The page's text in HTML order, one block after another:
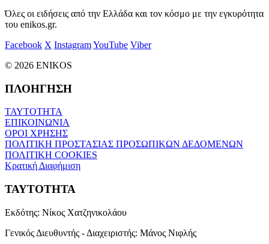
Όλες οι ειδήσεις από την Ελλάδα και τον κόσμο με την εγκυρότητα
του enikos.gr.
Facebook X InstagramYouTube Viber
© 2026 ENIKOS
ΠΛΟΗΓΗΣΗ
ΤΑΥΤΟΤΗΤΑ
ΕΠΙΚΟΙΝΩΝΙΑ
ΟΡΟΙ ΧΡΗΣΗΣ
ΠΟΛΙΤΙΚΗ ΠΡΟΣΤΑΣΙΑΣ ΠΡΟΣΩΠΙΚΩΝ ΔΕΔΟΜΕΝΩΝ
ΠΟΛΙΤΙΚΗ COOKIES
Κρατική Διαφήμιση
ΤΑΥΤΟΤΗΤΑ
Εκδότης: Νίκος Χατζηνικολάου
Γενικός Διευθυντής - Διαχειριστής: Μάνος Νιφλής